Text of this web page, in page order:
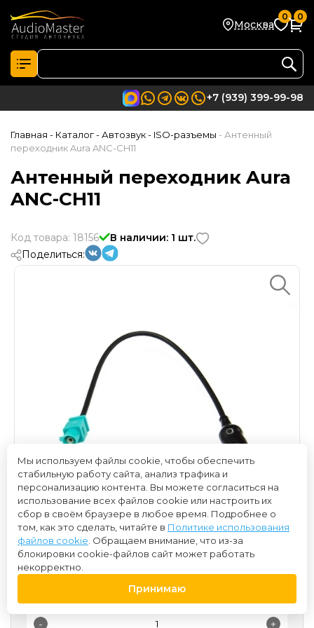
Москва
0 0
+7 (939) 399-99-98
Главная - Каталог- Автозвук- ISO-разъемы - Антенный
переходник Aura ANC-CH11
Антенный переходник Aura
ANC-CH11
Код товара: 18156
В наличии: 1 шт.
Поделиться:
- +
Мы используем файлы cookie, чтобы обеспечить
стабильную работу сайта, анализ трафика и
персонализацию контента. Вы можете согласиться на
использование всех файлов cookie или настроить их
сбор в своём браузере в любое время. Подробнее о
том, как это сделать, читайте в Политике использования
файлов cookie . Обращаем внимание, что из-за
блокировки cookie-файлов сайт может работать
некорректно.
Принимаю